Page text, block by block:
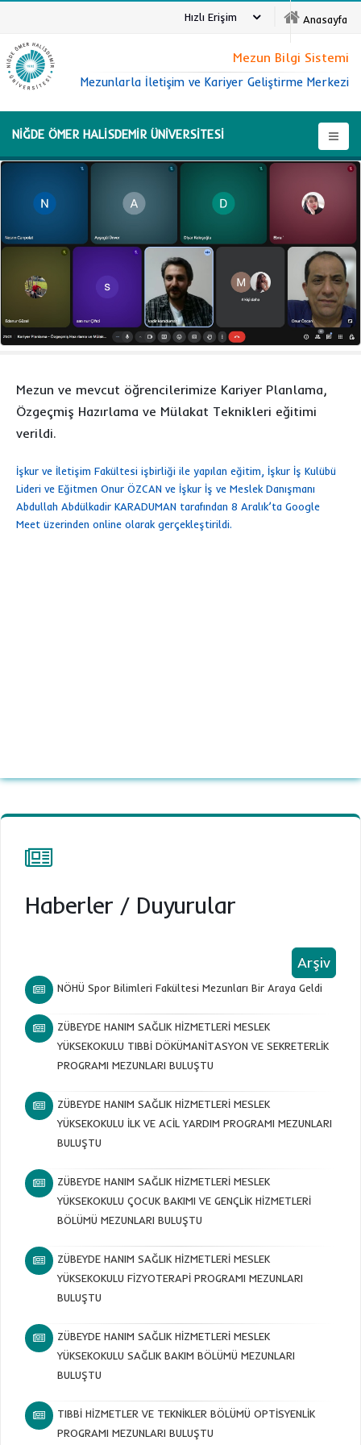
Anasayfa
Hızlı Erişim
NİĞDE ÖMER HALİSDEMİR ÜNİVERSİTESİ
Mezun Bilgi Sistemi
Mezunlarla İletişim ve Kariyer Geliştirme Merkezi
Mezun ve mevcut öğrencilerimize Kariyer Planlama,
Özgeçmiş Hazırlama ve Mülakat Teknikleri eğitimi
verildi.
İşkur ve İletişim Fakültesi işbirliği ile yapılan eğitim, İşkur İş Kulübü
Lideri ve Eğitmen Onur ÖZCAN ve İşkur İş ve Meslek Danışmanı
Abdullah Abdülkadir KARADUMAN tarafından 8 Aralık’ta Google
Meet üzerinden online olarak gerçekleştirildi.
Haberler / Duyurular
Arşiv
NÖHÜ Spor Bilimleri Fakültesi Mezunları Bir Araya Geldi
ZÜBEYDE HANIM SAĞLIK HİZMETLERİ MESLEK
YÜKSEKOKULU TIBBİ DÖKÜMANİTASYON VE SEKRETERLİK
PROGRAMI MEZUNLARI BULUŞTU
ZÜBEYDE HANIM SAĞLIK HİZMETLERİ MESLEK
YÜKSEKOKULU İLK VE ACİL YARDIM PROGRAMI MEZUNLARI
BULUŞTU
ZÜBEYDE HANIM SAĞLIK HİZMETLERİ MESLEK
YÜKSEKOKULU ÇOCUK BAKIMI VE GENÇLİK HİZMETLERİ
BÖLÜMÜ MEZUNLARI BULUŞTU
ZÜBEYDE HANIM SAĞLIK HİZMETLERİ MESLEK
YÜKSEKOKULU FİZYOTERAPİ PROGRAMI MEZUNLARI
BULUŞTU
ZÜBEYDE HANIM SAĞLIK HİZMETLERİ MESLEK
YÜKSEKOKULU SAĞLIK BAKIM BÖLÜMÜ MEZUNLARI
BULUŞTU
TIBBİ HİZMETLER VE TEKNİKLER BÖLÜMÜ OPTİSYENLİK
PROGRAMI MEZUNLARI BULUŞTU